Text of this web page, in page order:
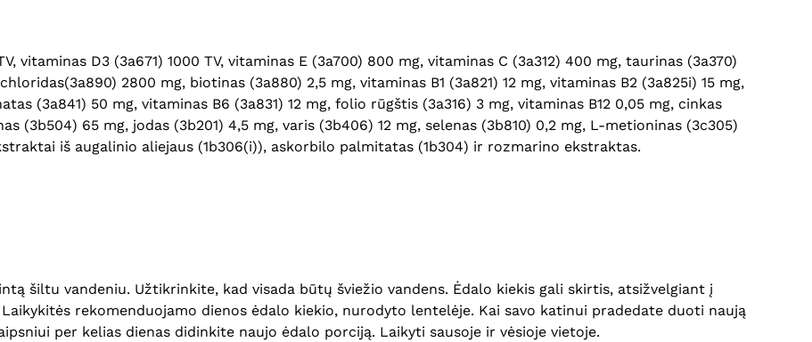
vitaminas D3 (3a671) 1000 TV, vitaminas E (3a700) 800 mg, vitaminas C (3a312) 400 mg, taurinas (3a370)
2800 mg, biotinas (3a880) 2,5 mg, vitaminas B1 (3a821) 12 mg, vitaminas B2 (3a825i) 15 mg,
(3a841) 50 mg, vitaminas B6 (3a831) 12 mg, folio rūgštis (3a316) 3 mg, vitaminas B12 0,05 mg, cinkas
(3b504) 65 mg, jodas (3b201) 4,5 mg, varis (3b406) 12 mg, selenas (3b810) 0,2 mg, L-metioninas (3c305)
iš augalinio aliejaus (1b306(i)), askorbilo palmitatas (1b304) ir rozmarino ekstraktas.
šiltu vandeniu. Užtikrinkite, kad visada būtų šviežio vandens. Ėdalo kiekis gali skirtis, atsižvelgiant į
rekomenduojamo dienos ėdalo kiekio, nurodyto lentelėje. Kai savo katinui pradedate duoti naują
per kelias dienas didinkite naujo ėdalo porciją. Laikyti sausoje ir vėsioje vietoje.